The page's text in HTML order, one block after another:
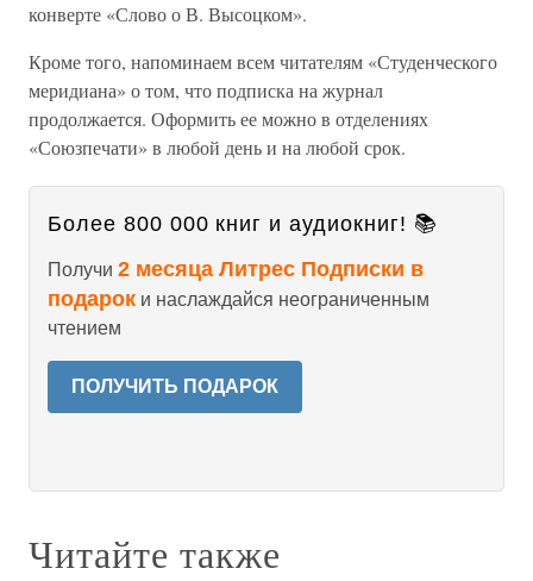
конверте «Слово о В. Высоцком».
Кроме того, напоминаем всем читателям «Студенческого
меридиана» о том, что подписка на журнал
продолжается. Оформить ее можно в отделениях
«Союзпечати» в любой день и на любой срок.
Более 800 000 книг и аудиокниг! 📚
Получи 2 месяца Литрес Подписки в
подарок и наслаждайся неограниченным
чтением
ПОЛУЧИТЬ ПОДАРОК
Читайте также